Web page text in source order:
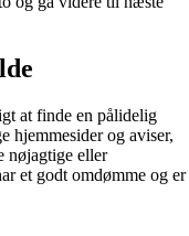
at finde en pålidelig
hjemmesider og aviser,
nøjagtige eller
et godt omdømme og er